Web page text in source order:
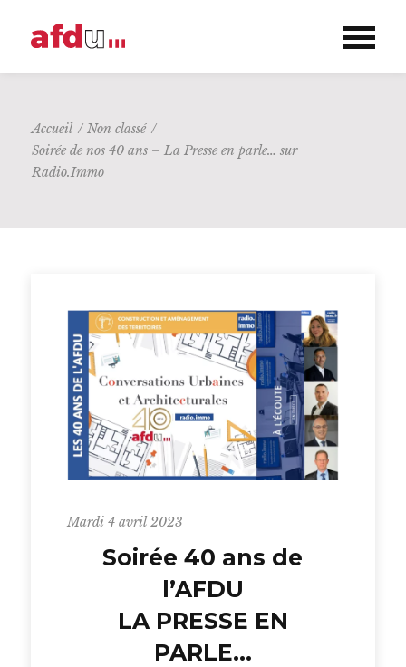
Accueil / Non classé /
Soirée de nos 40 ans – La Presse en parle… sur
Radio.Immo
Mardi 4 avril 2023
Soirée 40 ans de
l’AFDU
LA PRESSE EN
PARLE…